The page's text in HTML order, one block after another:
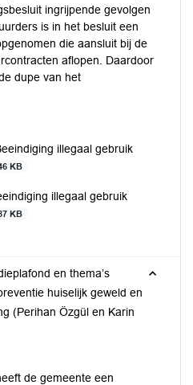
ingrijpende gevolgen
is in het besluit een
die aansluit bij de
aflopen. Daardoor
dupe van het
illegaal gebruik
KB
illegaal gebruik
KB
en thema’s
huiselijk geweld en
(Perihan Özgül en Karin
de gemeente een